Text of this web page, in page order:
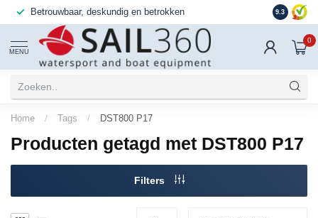
Betrouwbaar, deskundig en betrokken 9.3
MENU
0
Home / Tags / DST800 P17
Producten getagd met DST800 P17
Filters